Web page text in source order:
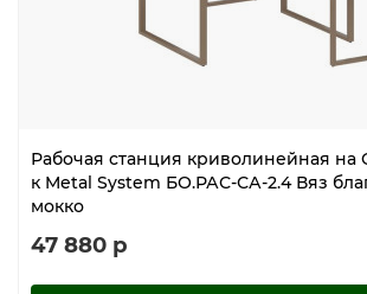
Рабочая станция криволинейная
к Metal System БО.РАС-СА-2.4 Вяз
мокко
47 880 р